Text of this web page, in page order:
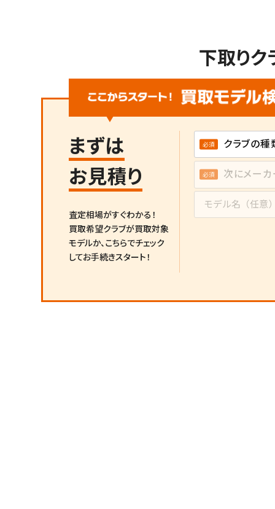
下取りク
まずは
お見積り
査定相場がすぐわかる！
買取希望クラブが買取対象
モデルか、 こちらでチェック
してお手続きスタート！